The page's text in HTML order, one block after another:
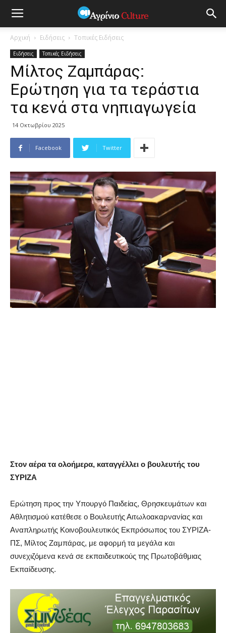
Αρχική Ειδήσεις Τοπικές Ειδήσεις
Ειδήσεις Τοπικές Ειδήσεις
Μίλτος Ζαμπάρας:
Ερώτηση για τα τεράστια
τα κενά στα νηπιαγωγεία
14 Οκτωβρίου 2025
Facebook Twitter
Στον αέρα τα ολοήμερα, καταγγέλλει ο βουλευτής του
ΣΥΡΙΖΑ
Ερώτηση προς την Υπουργό Παιδείας, Θρησκευμάτων και
Αθλητισμού κατέθεσε ο Βουλευτής Αιτωλοακαρνανίας και
Αναπληρωτής Κοινοβουλευτικός Εκπρόσωπος του ΣΥΡΙΖΑ-
ΠΣ, Μίλτος Ζαμπάρας, με αφορμή τα μεγάλα και
συνεχιζόμενα κενά σε εκπαιδευτικούς της Πρωτοβάθμιας
Εκπαίδευσης.